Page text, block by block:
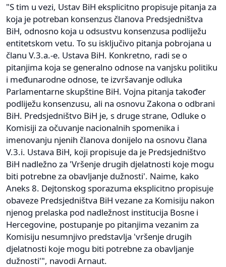
"S tim u vezi, Ustav BiH eksplicitno propisuje pitanja za
koja je potreban konsenzus članova Predsjedništva
BiH, odnosno koja u odsustvu konsenzusa podliježu
entitetskom vetu. To su isključivo pitanja pobrojana u
članu V.3.a.-e. Ustava BiH. Konkretno, radi se o
pitanjima koja se generalno odnose na vanjsku politiku
i međunarodne odnose, te izvršavanje odluka
Parlamentarne skupštine BiH. Vojna pitanja također
podliježu konsenzusu, ali na osnovu Zakona o odbrani
BiH. Predsjedništvo BiH je, s druge strane, Odluke o
Komisiji za očuvanje nacionalnih spomenika i
imenovanju njenih članova donijelo na osnovu člana
V.3.i. Ustava BiH, koji propisuje da je Predsjedništvo
BiH nadležno za 'Vršenje drugih djelatnosti koje mogu
biti potrebne za obavljanje dužnosti'. Naime, kako
Aneks 8. Dejtonskog sporazuma eksplicitno propisuje
obaveze Predsjedništva BiH vezane za Komisiju nakon
njenog prelaska pod nadležnost institucija Bosne i
Hercegovine, postupanje po pitanjima vezanim za
Komisiju nesumnjivo predstavlja 'vršenje drugih
djelatnosti koje mogu biti potrebne za obavljanje
dužnosti'", navodi Arnaut.